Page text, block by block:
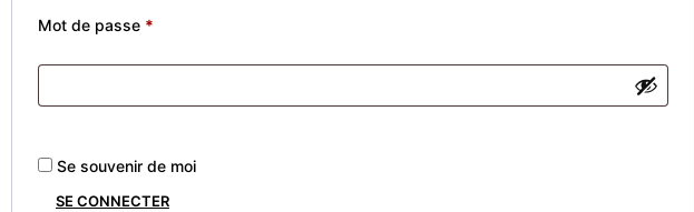
Mot de passe *
Se souvenir de moi
SE CONNECTER